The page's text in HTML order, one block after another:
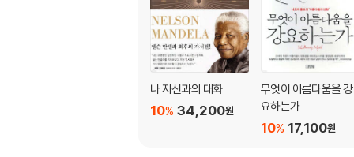
나 자신과의 대화
34,200원
10%
무엇이 아름다움을 강
요하는가
17,100원
10%